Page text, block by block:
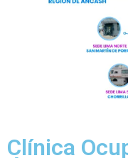
Clínica